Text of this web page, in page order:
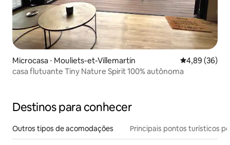
Microcasa ⋅ Mouliets-et-Villemartin 4,89 de uma
4,89 (36)
casa flutuante Tiny Nature Spirit 100% autônoma
Destinos para conhecer
Outros tipos de acomodações Principais pontos turísticos